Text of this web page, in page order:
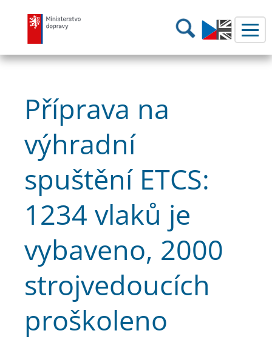
Ministerstvo dopravy Hledání
Příprava na
výhradní
spuštění ETCS:
1234 vlaků je
vybaveno, 2000
strojvedoucích
proškoleno